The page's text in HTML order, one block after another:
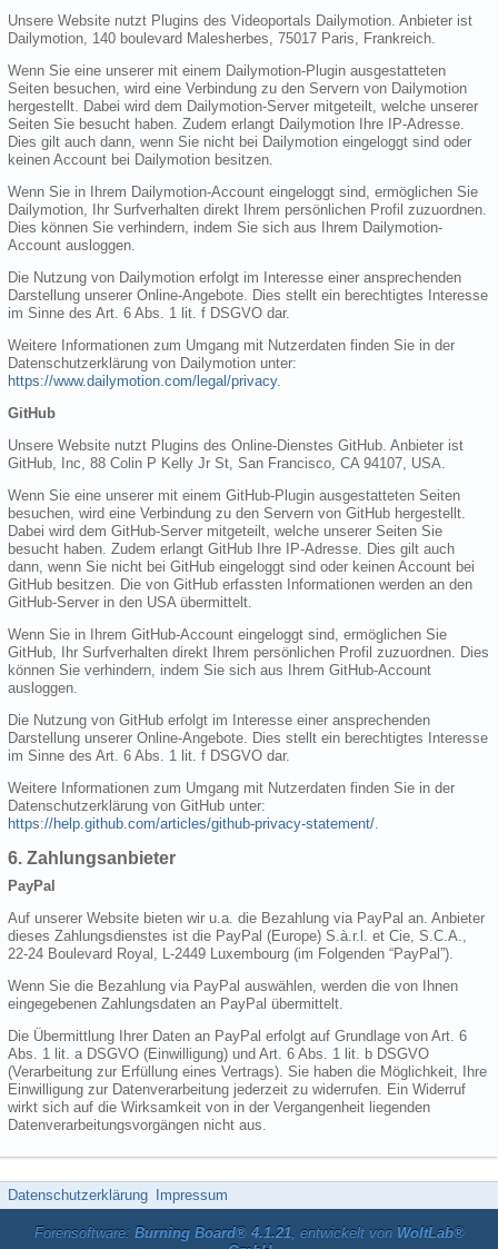
Unsere Website nutzt Plugins des Videoportals Dailymotion. Anbieter ist
Dailymotion, 140 boulevard Malesherbes, 75017 Paris, Frankreich.
Wenn Sie eine unserer mit einem Dailymotion-Plugin ausgestatteten
Seiten besuchen, wird eine Verbindung zu den Servern von Dailymotion
hergestellt. Dabei wird dem Dailymotion-Server mitgeteilt, welche unserer
Seiten Sie besucht haben. Zudem erlangt Dailymotion Ihre IP-Adresse.
Dies gilt auch dann, wenn Sie nicht bei Dailymotion eingeloggt sind oder
keinen Account bei Dailymotion besitzen.
Wenn Sie in Ihrem Dailymotion-Account eingeloggt sind, ermöglichen Sie
Dailymotion, Ihr Surfverhalten direkt Ihrem persönlichen Profil zuzuordnen.
Dies können Sie verhindern, indem Sie sich aus Ihrem Dailymotion-
Account ausloggen.
Die Nutzung von Dailymotion erfolgt im Interesse einer ansprechenden
Darstellung unserer Online-Angebote. Dies stellt ein berechtigtes Interesse
im Sinne des Art. 6 Abs. 1 lit. f DSGVO dar.
Weitere Informationen zum Umgang mit Nutzerdaten finden Sie in der
Datenschutzerklärung von Dailymotion unter:
https://www.dailymotion.com/legal/privacy.
GitHub
Unsere Website nutzt Plugins des Online-Dienstes GitHub. Anbieter ist
GitHub, Inc, 88 Colin P Kelly Jr St, San Francisco, CA 94107, USA.
Wenn Sie eine unserer mit einem GitHub-Plugin ausgestatteten Seiten
besuchen, wird eine Verbindung zu den Servern von GitHub hergestellt.
Dabei wird dem GitHub-Server mitgeteilt, welche unserer Seiten Sie
besucht haben. Zudem erlangt GitHub Ihre IP-Adresse. Dies gilt auch
dann, wenn Sie nicht bei GitHub eingeloggt sind oder keinen Account bei
GitHub besitzen. Die von GitHub erfassten Informationen werden an den
GitHub-Server in den USA übermittelt.
Wenn Sie in Ihrem GitHub-Account eingeloggt sind, ermöglichen Sie
GitHub, Ihr Surfverhalten direkt Ihrem persönlichen Profil zuzuordnen. Dies
können Sie verhindern, indem Sie sich aus Ihrem GitHub-Account
ausloggen.
Die Nutzung von GitHub erfolgt im Interesse einer ansprechenden
Darstellung unserer Online-Angebote. Dies stellt ein berechtigtes Interesse
im Sinne des Art. 6 Abs. 1 lit. f DSGVO dar.
Weitere Informationen zum Umgang mit Nutzerdaten finden Sie in der
Datenschutzerklärung von GitHub unter:
https://help.github.com/articles/github-privacy-statement/
6. Zahlungsanbieter
PayPal
Auf unserer Website bieten wir u.a. die Bezahlung via PayPal an. Anbieter
dieses Zahlungsdienstes ist die PayPal (Europe) S.à.r.l. et Cie, S.C.A.,
22-24 Boulevard Royal, L-2449 Luxembourg (im Folgenden “PayPal”).
Wenn Sie die Bezahlung via PayPal auswählen, werden die von Ihnen
eingegebenen Zahlungsdaten an PayPal übermittelt.
Die Übermittlung Ihrer Daten an PayPal erfolgt auf Grundlage von Art. 6
Abs. 1 lit. a DSGVO (Einwilligung) und Art. 6 Abs. 1 lit. b DSGVO
(Verarbeitung zur Erfüllung eines Vertrags). Sie haben die Möglichkeit, Ihre
Einwilligung zur Datenverarbeitung jederzeit zu widerrufen. Ein Widerruf
wirkt sich auf die Wirksamkeit von in der Vergangenheit liegenden
Datenverarbeitungsvorgängen nicht aus.
Datenschutzerklärung Impressum
Forensoftware: Burning Board® 4.1.21, entwickelt von WoltLab®